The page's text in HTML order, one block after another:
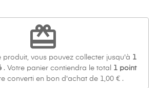
redeem
produit, vous pouvez collecter jusqu'à 1
. Votre panier contiendra le total 1 point
converti en bon d'achat de 1,00 € .